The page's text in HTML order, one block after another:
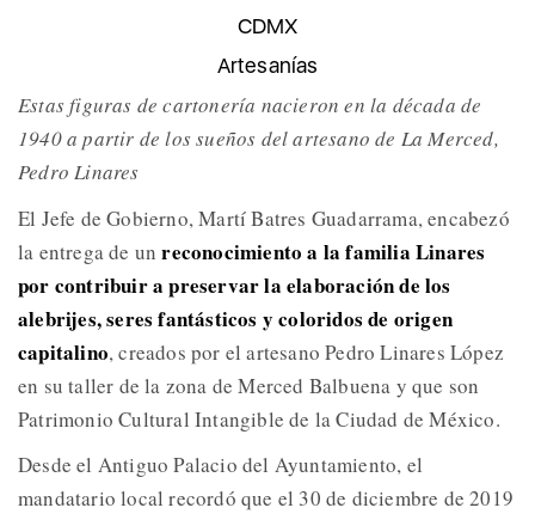
CDMX
Artesanías
Estas figuras de cartonería nacieron en la década de
1940 a partir de los sueños del artesano de La Merced,
Pedro Linares
El Jefe de Gobierno, Martí Batres Guadarrama, encabezó
la entrega de unreconocimiento a la familia Linares
por contribuir a preservar la elaboración de los
alebrijes, seres fantásticos y coloridos de origen
capitalino, creados por el artesano Pedro Linares López
en su taller de la zona de Merced Balbuena y que son
Patrimonio Cultural Intangible de la Ciudad de México.
Desde el Antiguo Palacio del Ayuntamiento, el
mandatario local recordó que el 30 de diciembre de 2019